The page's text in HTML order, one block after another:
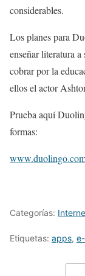
considerables.
Los planes para
enseñar literatura
cobrar por la
ellos el actor
Prueba aquí
formas:
Categorías:
Etiquetas: apps,